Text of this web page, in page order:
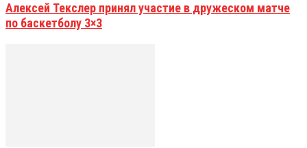
Алексей Текслер принял участие в дружеском матче
по баскетболу 3×3